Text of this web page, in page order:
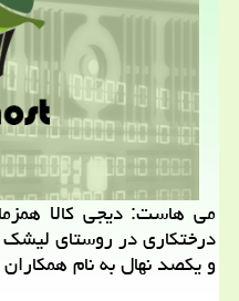
می هاست: دیجی کالا
درختکاری در روستای
و یکصد نهال به نام